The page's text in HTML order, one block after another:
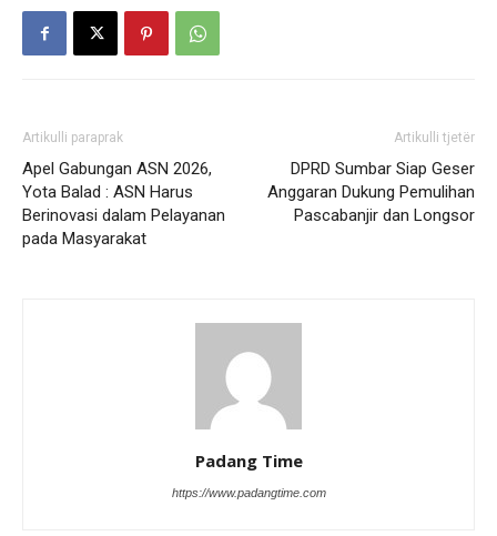
Artikulli paraprak
Apel Gabungan ASN 2026,
Yota Balad : ASN Harus
Berinovasi dalam Pelayanan
pada Masyarakat
Artikulli tjetër
DPRD Sumbar Siap Geser
Anggaran Dukung Pemulihan
Pascabanjir dan Longsor
Padang Time
https://www.padangtime.com